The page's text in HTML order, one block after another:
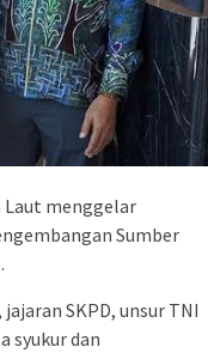
Laut menggelar
Sumber
SKPD, unsur TNI
syukur dan